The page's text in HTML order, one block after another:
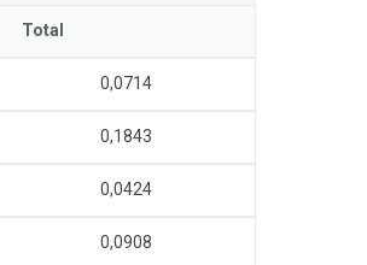
Total
0,0714
0,1843
0,0424
0,0908